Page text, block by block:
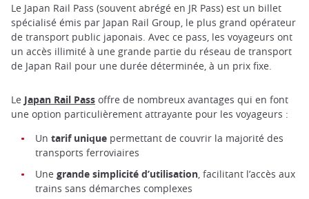
Le Japan Rail Pass (souvent abrégé en JR Pass) est un billet
spécialisé émis par Japan Rail Group, le plus grand opérateur
de transport public japonais. Avec ce pass, les voyageurs ont
un accès illimité à une grande partie du réseau de transport
de Japan Rail pour une durée déterminée, à un prix fixe.
Le Japan Rail Pass offre de nombreux avantages qui en font
une option particulièrement attrayante pour les voyageurs :
Un tarif unique permettant de couvrir la majorité des
transports ferroviaires
Une grande simplicité d’utilisation, facilitant l’accès aux
trains sans démarches complexes